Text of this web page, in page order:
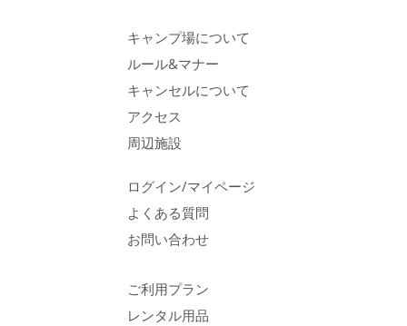
キャンプ場について
ルール&マナー
キャンセルについて
アクセス
周辺施設
ログイン/マイページ
よくある質問
お問い合わせ
ご利用プラン
レンタル用品